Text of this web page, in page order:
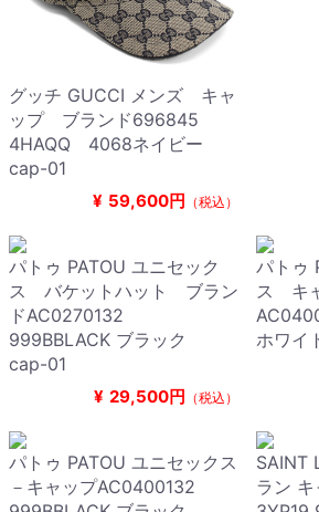
グッチ GUCCI メンズ キャ
ップ ブランド696845
4HAQQ 4068ネイビー
cap-01
¥ 59,600円 （税込）
パトゥ PATOU ユニセック
ス バケットハット ブラン
ドAC0270132
999BBLACK ブラック
cap-01
¥ 29,500円 （税込）
パトゥ
ス キ
ホワ
パトゥ PATOU ユニセックス
－キャップAC0400132
SAINT
ラン